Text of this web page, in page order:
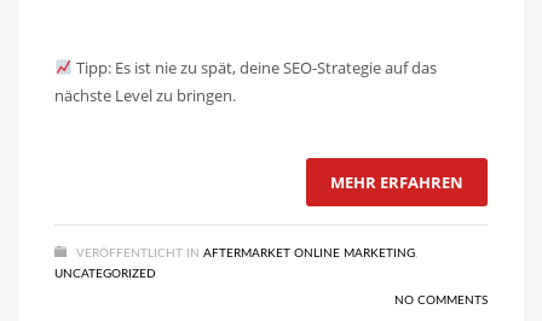
Tipp: Es ist nie zu spät, deine SEO-Strategie auf das
nächste Level zu bringen.
MEHR ERFAHREN
VERÖFFENTLICHT IN AFTERMARKET ONLINE MARKETING
UNCATEGORIZED
NO COMMENTS